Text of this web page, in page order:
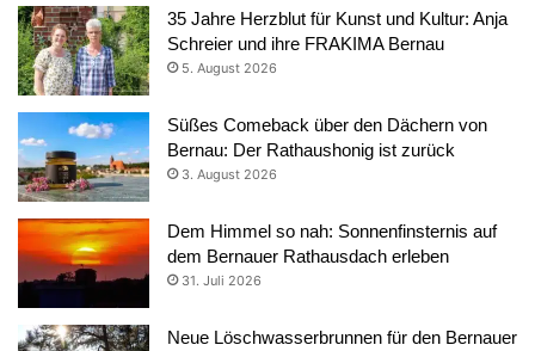
35 Jahre Herzblut für Kunst und Kultur: Anja
Schreier und ihre FRAKIMA Bernau
5. August 2026
Süßes Comeback über den Dächern von
Bernau: Der Rathaushonig ist zurück
3. August 2026
Dem Himmel so nah: Sonnenfinsternis auf
dem Bernauer Rathausdach erleben
31. Juli 2026
Neue Löschwasserbrunnen für den Bernauer